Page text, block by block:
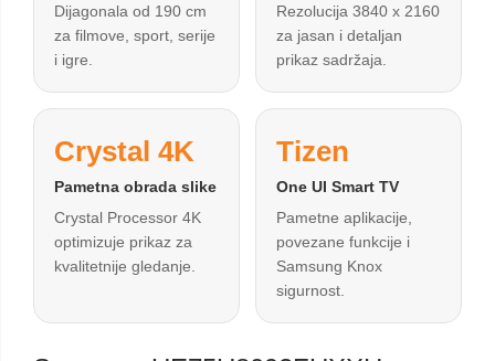
Dijagonala od 190 cm
za filmove, sport, serije
i igre.
Rezolucija 3840 x 2160
za jasan i detaljan
prikaz sadržaja.
Crystal 4K
Pametna obrada slike
Crystal Processor 4K
optimizuje prikaz za
kvalitetnije gledanje.
Tizen
One UI Smart TV
Pametne aplikacije,
povezane funkcije i
Samsung Knox
sigurnost.